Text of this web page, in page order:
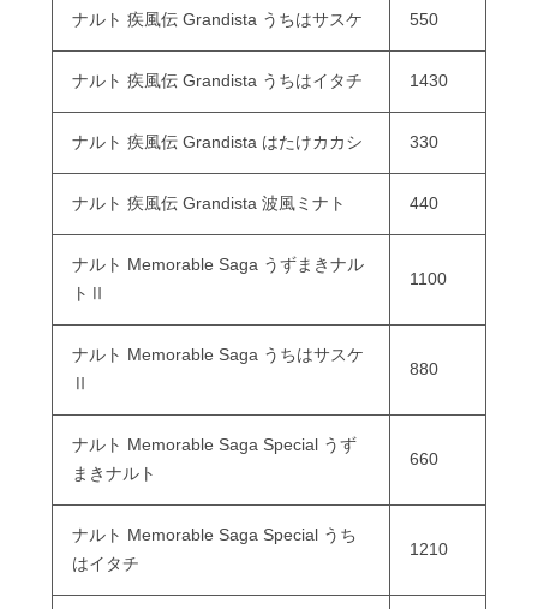
ナルト 疾風伝 Grandista うちはサスケ 550
ナルト 疾風伝 Grandista うちはイタチ 1430
ナルト 疾風伝 Grandista はたけカカシ 330
ナルト 疾風伝 Grandista 波風ミナト 440
ナルト Memorable Saga うずまきナル
トⅡ
1100
ナルト Memorable Saga うちはサスケ
880
ナルト Memorable Saga Special うず
まきナルト
660
ナルト Memorable Saga Special うち
はイタチ
1210